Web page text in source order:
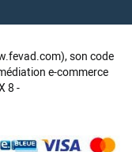
son code
e-commerce
8 -